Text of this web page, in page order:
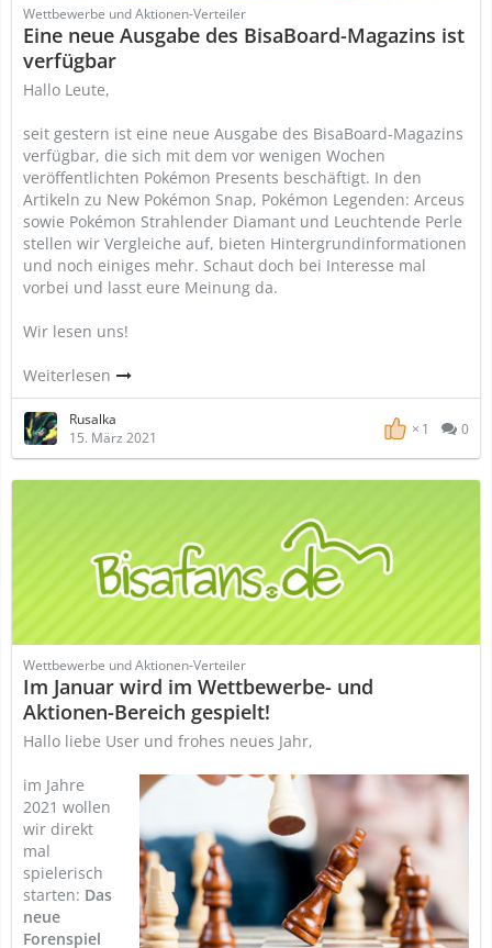
Wettbewerbe und Aktionen-Verteiler
Eine neue Ausgabe des BisaBoard-Magazins ist
verfügbar
Hallo Leute,
seit gestern ist eine neue Ausgabe des BisaBoard-Magazins
verfügbar, die sich mit dem vor wenigen Wochen
veröffentlichten Pokémon Presents beschäftigt. In den
Artikeln zu New Pokémon Snap, Pokémon Legenden: Arceus
sowie Pokémon Strahlender Diamant und Leuchtende Perle
stellen wir Vergleiche auf, bieten Hintergrundinformationen
und noch einiges mehr. Schaut doch bei Interesse mal
vorbei und lasst eure Meinung da.
Wir lesen uns!
Weiterlesen
Rusalka
15. März 2021
1 0
Wettbewerbe und Aktionen-Verteiler
Im Januar wird im Wettbewerbe- und
Aktionen-Bereich gespielt!
Hallo liebe User und frohes neues Jahr,
im Jahre
2021 wollen
wir direkt
mal
spielerisch
starten: Das
neue
Forenspiel